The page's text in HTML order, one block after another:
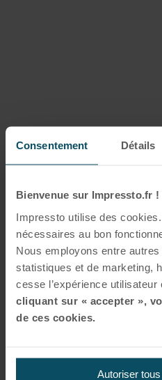
Consentement Détails
Bienvenue sur Impressto.fr
Impressto utilise des
nécessaires au bon
Nous employons entre
statistiques et de marketing,
cesse l’expérience utilisateur
cliquant sur « accepter »,
de ces cookies.
Autoriser